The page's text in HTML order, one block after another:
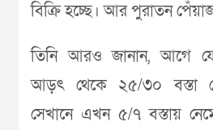
বিক্রি হচ্ছে। আর পুরাতন
তিনি আরও জানান, আগে
আড়ৎ থেকে ২৫/৩০ বস্তা
সেখানে এখন ৫/৭ বস্তায়